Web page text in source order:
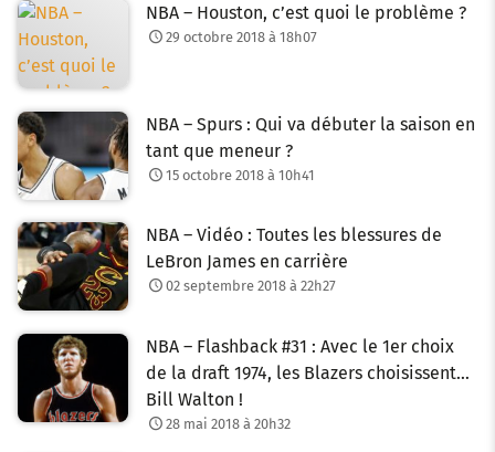
NBA – Houston, c’est quoi le problème ?
29 octobre 2018 à 18h07
NBA – Spurs : Qui va débuter la saison en
tant que meneur ?
15 octobre 2018 à 10h41
NBA – Vidéo : Toutes les blessures de
LeBron James en carrière
02 septembre 2018 à 22h27
NBA – Flashback #31 : Avec le 1er choix
de la draft 1974, les Blazers choisissent…
Bill Walton !
28 mai 2018 à 20h32